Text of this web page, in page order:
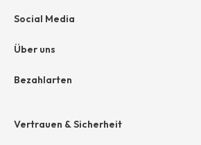
Retoure
AGB
Datenschutz
Geschenkgutscheine
Größentabelle
Social Media
Über uns
Unternehmen
Bezahlarten
Amazon Pay
Vertrauen & Sicherheit